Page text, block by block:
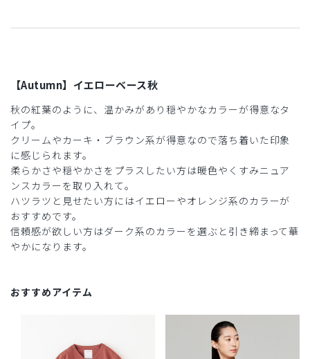
【Autumn】イエローベース秋
秋の紅葉のように、温かみがあり穏やかなカラーが得意なタ
イプ。
クリームやカーキ・ブラウン系が得意なので落ち着いた印象
に感じられます。
柔らかさや穏やかさをプラスしたい方は暖色やくすみニュア
ンスカラーを取り入れて。
ハツラツと見せたい方にはイエローやオレンジ系のカラーが
おすすめです。
信頼感が欲しい方はダーク系のカラーを選ぶと引き締まって華
やかになります。
おすすめアイテム